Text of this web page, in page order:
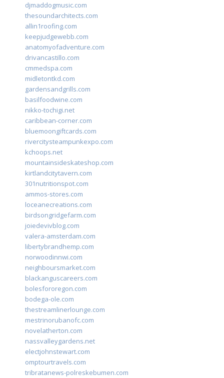
djmaddogmusic.com
thesoundarchitects.com
allin1roofing.com
keepjudgewebb.com
anatomyofadventure.com
drivancastillo.com
cmmedspa.com
midletontkd.com
gardensandgrills.com
basilfoodwine.com
nikko-tochigi.net
caribbean-corner.com
bluemoongiftcards.com
rivercitysteampunkexpo.com
kchoops.net
mountainsideskateshop.com
kirtlandcitytavern.com
301nutritionspot.com
ammos-stores.com
loceanecreations.com
birdsongridgefarm.com
joiedevivblog.com
valera-amsterdam.com
libertybrandhemp.com
norwoodinnwi.com
neighboursmarket.com
blackanguscareers.com
bolesfororegon.com
bodega-ole.com
thestreamlinerlounge.com
mestrinorubanofc.com
novelatherton.com
nassvalleygardens.net
electjohnstewart.com
omptourtravels.com
tribratanews-polreskebumen.com